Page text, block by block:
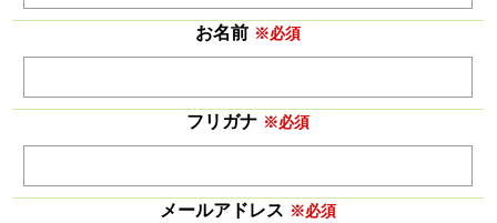
お名前 ※必須
フリガナ ※必須
メールアドレス ※必須